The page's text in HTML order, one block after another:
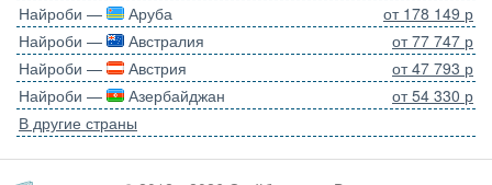
Найроби —
Аруба
от 178 149 р
Найроби —
Австралия
от 77 747 р
Найроби —
Австрия
от 47 793 р
Найроби —
Азербайджан
от 54 330 р
В другие страны